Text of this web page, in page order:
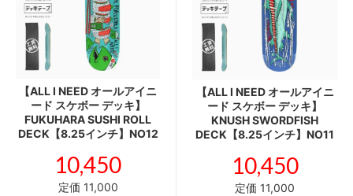
【ALL I NEED オールアイニ
ード スケボー デッキ】
FUKUHARA SUSHI ROLL
DECK【8.25インチ】NO12
10,450
定価 11,000
【ALL I NEED オールアイニ
ード スケボー デッキ】
KNUSH SWORDFISH
DECK【8.25インチ】NO11
10,450
定価 11,000